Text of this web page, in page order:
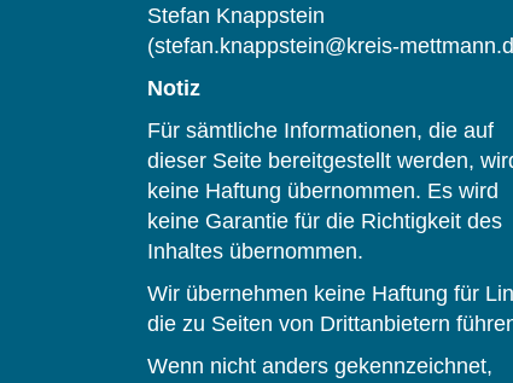
Stefan Knappstein
(stefan.knappstein@kreis-
Notiz
Für sämtliche Informationen, die auf
dieser Seite bereitgestellt werden,
keine Haftung übernommen. Es wird
keine Garantie für die Richtigkeit des
Inhaltes übernommen.
Wir übernehmen keine Haftung für
die zu Seiten von Drittanbietern
Wenn nicht anders gekennzeichnet,